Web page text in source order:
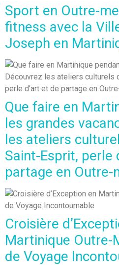
Sport en Outre-
fitness avec la
Joseph en
Que faire en
les grandes
les ateliers
Saint-Esprit, perle
partage en Outre-
Croisière
Martinique Outre-
de Voyage